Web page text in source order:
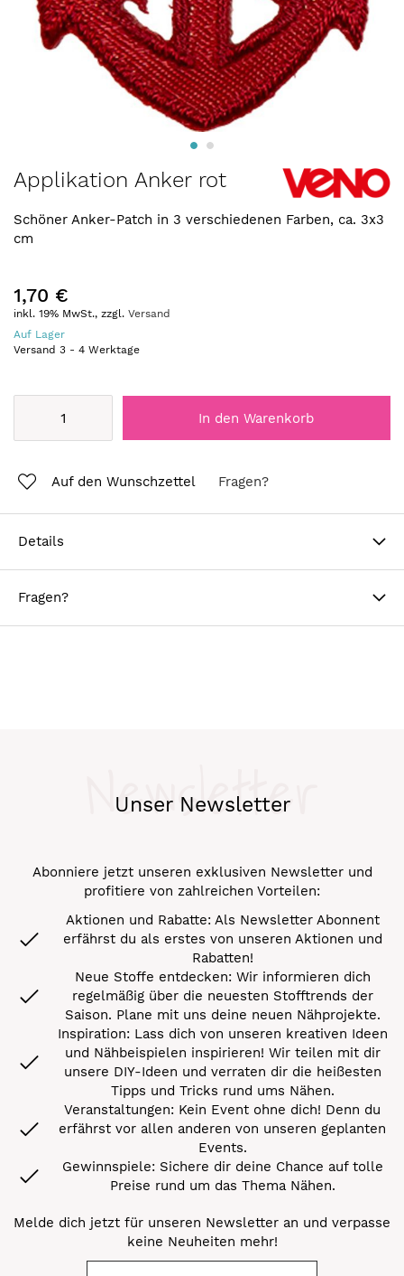
Anfang
Bildergalerie
springen
Applikation Anker rot
Schöner Anker-Patch in 3 verschiedenen Farben, ca. 3x3
cm
1,70 €
inkl. 19% MwSt., zzgl. Versand
Auf Lager
Versand 3 - 4 Werktage
In den Warenkorb
Auf den Wunschzettel Fragen?
Details
Fragen?
Unser Newsletter
Newsletter
Abonniere jetzt unseren exklusiven Newsletter und
profitiere von zahlreichen Vorteilen:
Aktionen und Rabatte: Als Newsletter Abonnent
erfährst du als erstes von unseren Aktionen und
Rabatten!
Neue Stoffe entdecken: Wir informieren dich
regelmäßig über die neuesten Stofftrends der
Saison. Plane mit uns deine neuen Nähprojekte.
Inspiration: Lass dich von unseren kreativen Ideen
und Nähbeispielen inspirieren! Wir teilen mit dir
unsere DIY-Ideen und verraten dir die heißesten
Tipps und Tricks rund ums Nähen.
Veranstaltungen: Kein Event ohne dich! Denn du
erfährst vor allen anderen von unseren geplanten
Events.
Gewinnspiele: Sichere dir deine Chance auf tolle
Preise rund um das Thema Nähen.
Melde dich jetzt für unseren Newsletter an und verpasse
keine Neuheiten mehr!